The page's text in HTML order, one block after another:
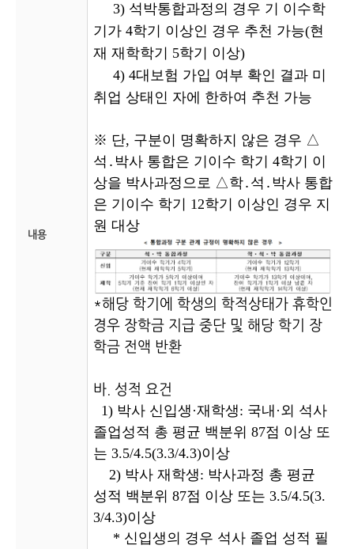
내용
3) 석박통합과정의 경우 기 이수학
기가 4학기 이상인 경우 추천 가능(현
재 재학학기 5학기 이상)
4) 4대보험 가입 여부 확인 결과 미
취업 상태인 자에 한하여 추천 가능
※ 단, 구분이 명확하지 않은 경우 △
석․박사 통합은 기이수 학기 4학기 이
상을 박사과정으로 △학․석․박사 통합
은 기이수 학기 12학기 이상인 경우 지
원 대상
*해당 학기에 학생의 학적상태가 휴학인
경우 장학금 지급 중단 및 해당 학기 장
학금 전액 반환
바. 성적 요건
1) 박사 신입생·재학생: 국내·외 석사
졸업성적 총 평균 백분위 87점 이상 또
는 3.5/4.5(3.3/4.3)이상
2) 박사 재학생: 박사과정 총 평균
성적 백분위 87점 이상 또는 3.5/4.5(3.
3/4.3)이상
* 신입생의 경우 석사 졸업 성적 필